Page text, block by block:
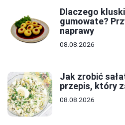
Dlaczego
gumowate?
naprawy
08.08.2026
Jak zrobić
przepis, który
08.08.2026